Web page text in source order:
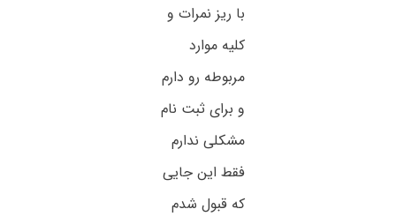
با ریز نمرات و
کلیه موارد
مربوطه رو دارم
و برای ثبت نام
مشکلی ندارم
فقط این جایی
که قبول شدم